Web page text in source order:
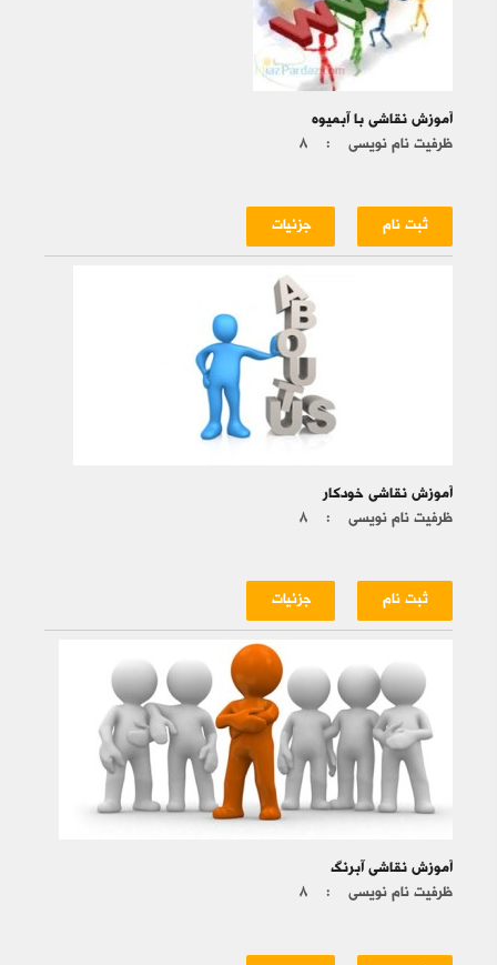
آموزش نقاشی با آبمیوه
ظرفیت نام نویسی : ۸
ثبت نام جزئیات
آموزش نقاشی خودکار
ظرفیت نام نویسی : ۸
ثبت نام جزئیات
آموزش نقاشی آبرنگ
ظرفیت نام نویسی : ۸